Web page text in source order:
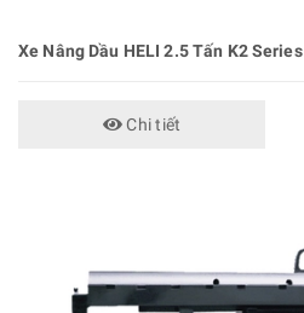
Xe Nâng Dầu HELI 2.5 Tấn K2 Series
Chi tiết